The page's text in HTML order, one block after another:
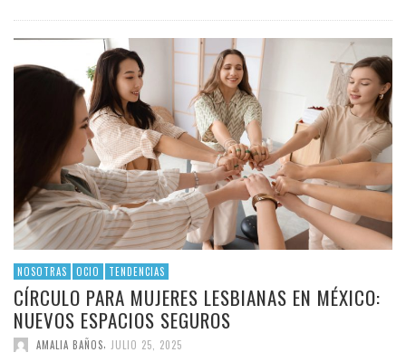
NOSOTRAS OCIO TENDENCIAS
CÍRCULO PARA MUJERES LESBIANAS EN MÉXICO:
NUEVOS ESPACIOS SEGUROS
AMALIA BAÑOS JULIO 25, 2025